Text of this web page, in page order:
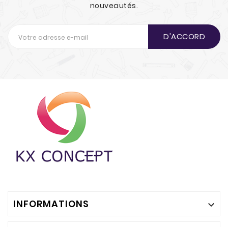
nouveautés.
D'ACCORD
INFORMATIONS 